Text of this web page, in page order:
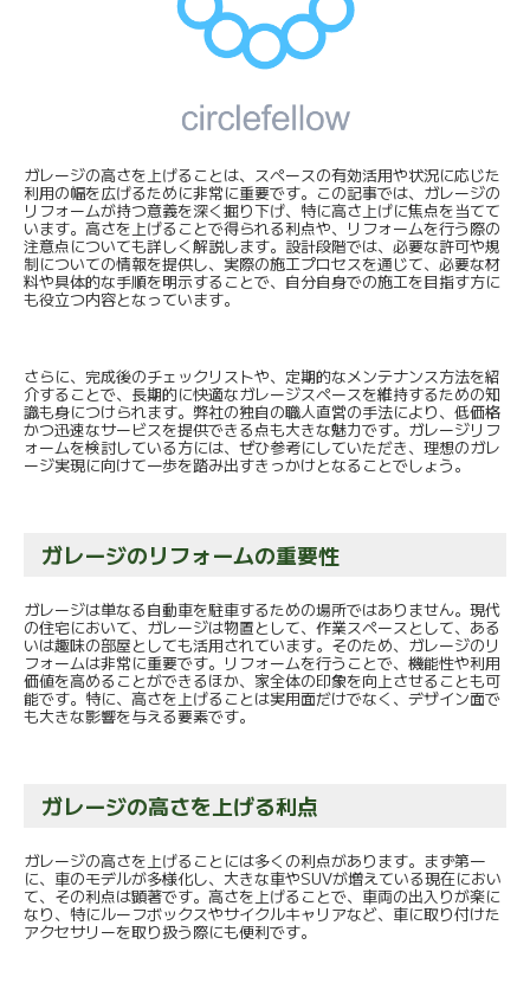
ガレージの高さを上げることは、スペースの有効活用や状況に応じた
利用の幅を広げるために非常に重要です。この記事では、ガレージの
リフォームが持つ意義を深く掘り下げ、特に高さ上げに焦点を当てて
います。高さを上げることで得られる利点や、リフォームを行う際の
注意点についても詳しく解説します。設計段階では、必要な許可や規
制についての情報を提供し、実際の施工プロセスを通じて、必要な材
料や具体的な手順を明示することで、自分自身での施工を目指す方に
も役立つ内容となっています。
さらに、完成後のチェックリストや、定期的なメンテナンス方法を紹
介することで、長期的に快適なガレージスペースを維持するための知
識も身につけられます。弊社の独自の職人直営の手法により、低価格
かつ迅速なサービスを提供できる点も大きな魅力です。ガレージリフ
ォームを検討している方には、ぜひ参考にしていただき、理想のガレ
ージ実現に向けて一歩を踏み出すきっかけとなることでしょう。
ガレージのリフォームの重要性
ガレージは単なる自動車を駐車するための場所ではありません。現代
の住宅において、ガレージは物置として、作業スペースとして、ある
いは趣味の部屋としても活用されています。そのため、ガレージのリ
フォームは非常に重要です。リフォームを行うことで、機能性や利用
価値を高めることができるほか、家全体の印象を向上させることも可
能です。特に、高さを上げることは実用面だけでなく、デザイン面で
も大きな影響を与える要素です。
ガレージの高さを上げる利点
ガレージの高さを上げることには多くの利点があります。まず第一
に、車のモデルが多様化し、大きな車やSUVが増えている現在におい
て、その利点は顕著です。高さを上げることで、車両の出入りが楽に
なり、特にルーフボックスやサイクルキャリアなど、車に取り付けた
アクセサリーを取り扱う際にも便利です。